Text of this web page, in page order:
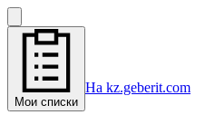
Мои списки
На kz.geberit.com